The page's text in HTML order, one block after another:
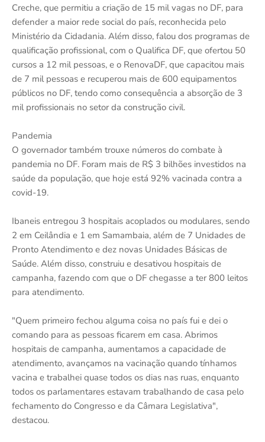
Creche, que permitiu a criação de 15 mil vagas no DF, para
defender a maior rede social do país, reconhecida pelo
Ministério da Cidadania. Além disso, falou dos programas de
qualificação profissional, com o Qualifica DF, que ofertou 50
cursos a 12 mil pessoas, e o RenovaDF, que capacitou mais
de 7 mil pessoas e recuperou mais de 600 equipamentos
públicos no DF, tendo como consequência a absorção de 3
mil profissionais no setor da construção civil.
Pandemia
O governador também trouxe números do combate à
pandemia no DF. Foram mais de R$ 3 bilhões investidos na
saúde da população, que hoje está 92% vacinada contra a
covid-19.
Ibaneis entregou 3 hospitais acoplados ou modulares, sendo
2 em Ceilândia e 1 em Samambaia, além de 7 Unidades de
Pronto Atendimento e dez novas Unidades Básicas de
Saúde. Além disso, construiu e desativou hospitais de
campanha, fazendo com que o DF chegasse a ter 800 leitos
para atendimento.
"Quem primeiro fechou alguma coisa no país fui e dei o
comando para as pessoas ficarem em casa. Abrimos
hospitais de campanha, aumentamos a capacidade de
atendimento, avançamos na vacinação quando tínhamos
vacina e trabalhei quase todos os dias nas ruas, enquanto
todos os parlamentares estavam trabalhando de casa pelo
fechamento do Congresso e da Câmara Legislativa",
destacou.